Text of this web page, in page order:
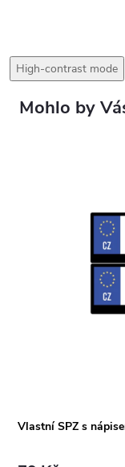
High-contrast mode
Vlastní SPZ s